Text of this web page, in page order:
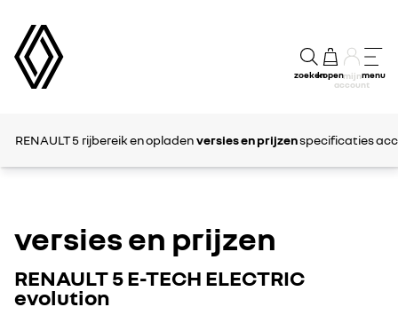
zoekenkopenmijn
account
menu
RENAULT 5 rijbereik en opladenversies en prijzenspecificaties
versies en prijzen
RENAULT 5 E-TECH ELECTRIC
evolution